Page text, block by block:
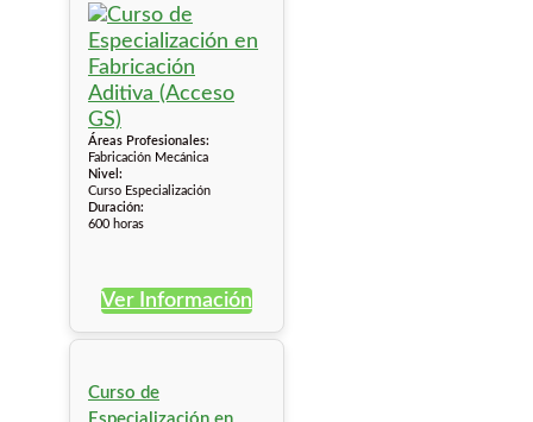
Áreas Profesionales:
Fabricación Mecánica
Nivel:
Curso Especialización
Duración:
600 horas
Ver Información
Curso de